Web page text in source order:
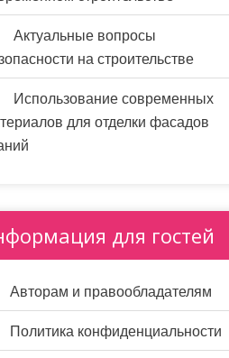
Актуальные вопросы
на строительстве
Использование современных
для отделки фасадов
для гостей
Авторам и правообладателям
Политика конфиденциальности